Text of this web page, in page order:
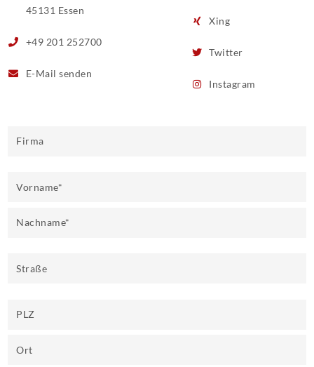
45131 Essen
+49 201 252700
E-Mailsenden
Xing
Twitter
Instagram
Firma
Vorname*
Nachname*
Straße
PLZ
Ort